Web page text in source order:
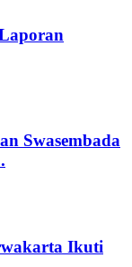
Swasembada
Ikuti